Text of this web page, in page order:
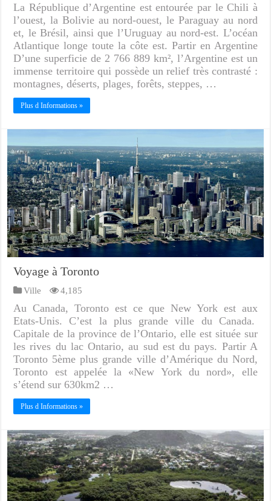
La République d’Argentine est entourée par le Chili à
l’ouest, la Bolivie au nord-ouest, le Paraguay au nord
et, le Brésil, ainsi que l’Uruguay au nord-est. L’océan
Atlantique longe toute la côte est. Partir en Argentine
D’une superficie de 2 766 889 km², l’Argentine est un
immense territoire qui possède un relief très contrasté :
montagnes, déserts, plages, forêts, steppes, …
Plus d Informations »
Voyage à Toronto
Ville 4,185
Au Canada, Toronto est ce que New York est aux
Etats-Unis. C’est la plus grande ville du Canada.
Capitale de la province de l’Ontario, elle est située sur
les rives du lac Ontario, au sud est du pays. Partir A
Toronto 5ème plus grande ville d’Amérique du Nord,
Toronto est appelée la «New York du nord», elle
s’étend sur 630km2 …
Plus d Informations »